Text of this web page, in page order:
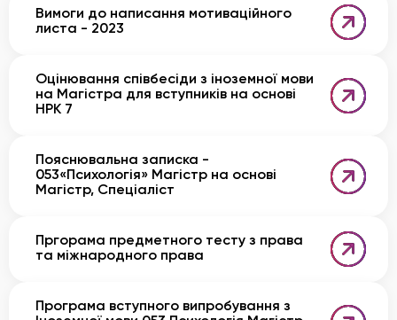
Вимоги до написання мотиваційного
листа - 2023
Оцінювання співбесіди з іноземної мови
на Магістра для вступників на основі
НРК 7
Пояснювальна записка -
053«Психологія» Магістр на основі
Магістр, Спеціаліст
Пргорама предметного тесту з права
та міжнародного права
Програма вступного випробування з